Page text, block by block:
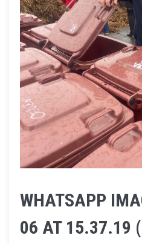
WHATSAPP
06 AT 15.37.19